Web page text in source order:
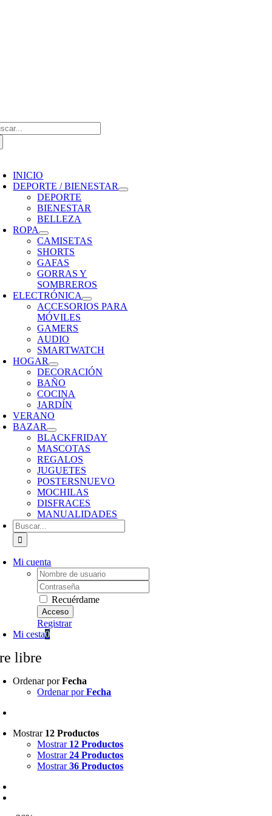
INICIO
DEPORTE / BIENESTAR
DEPORTE
BIENESTAR
BELLEZA
ROPA
CAMISETAS
SHORTS
GAFAS
GORRAS Y
SOMBREROS
ELECTRÓNICA
ACCESORIOS PARA
MÓVILES
GAMERS
AUDIO
SMARTWATCH
HOGAR
DECORACIÓN
BAÑO
COCINA
JARDÍN
VERANO
BAZAR
BLACKFRIDAY
MASCOTAS
REGALOS
JUGUETES
POSTERSNUEVO
MOCHILAS
DISFRACES
MANUALIDADES
Buscar:
Mi cuenta
Username:
Password:
Recuérdame
Registrar
Mi cesta0
libre
Ordenar porFecha
Ordenar porFecha
Mostrar 12 Productos
Mostrar 12 Productos
Mostrar24 Productos
Mostrar36 Productos